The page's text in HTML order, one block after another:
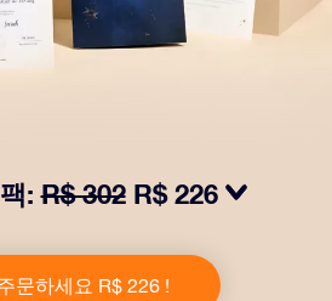
:R$ 302 R$ 226
서가 선택한 주소로 발송되고 디지
료로 OSR 앱을 이용할 수 있습니
문하세요 R$ 226 !